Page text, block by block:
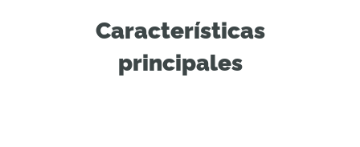
Características
principales